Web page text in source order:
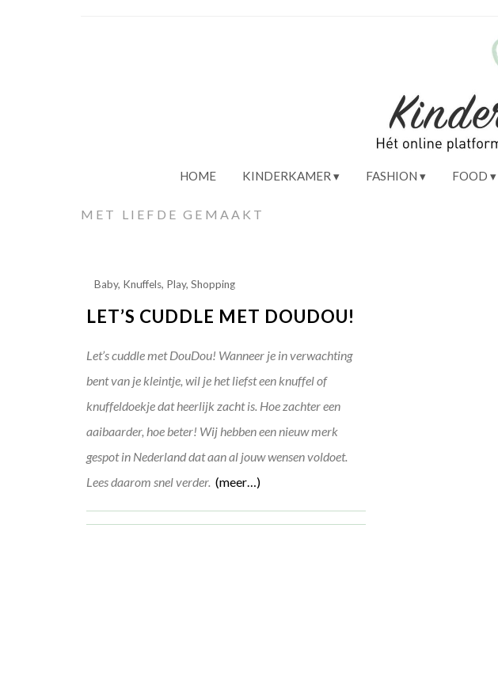
HOME KINDERKAMER FASHION FOOD
MET LIEFDE GEMAAKT
Baby, Knuffels, Play,Shopping
LET’S CUDDLE MET DOUDOU!
Let’s cuddle met DouDou! Wanneer je in verwachting
bent van je kleintje, wil je het liefst een knuffel of
knuffeldoekje dat heerlijk zacht is. Hoe zachter een
aaibaarder, hoe beter! Wij hebben een nieuw merk
gespot in Nederland dat aan al jouw wensen voldoet.
Lees daarom snel verder. (meer…)